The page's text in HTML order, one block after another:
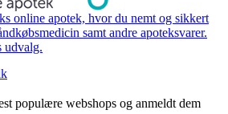
online apotek, hvor du nemt og sikkert
samt andre apoteksvarer.
udvalg.
populære webshops og anmeldt dem